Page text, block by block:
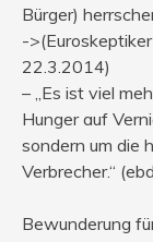
Bürger)
-
22.3.2014)
– „Es ist viel
Hunger auf
sondern um die
Verbrecher.“
Bewunderung